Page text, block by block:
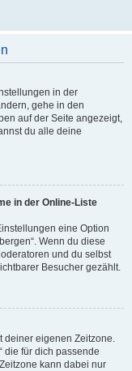
in der
gehe in den
auf der Seite angezeigt,
du alle deine
in der Online-Liste
eine Option
Wenn du diese
und du selbst
Besucher gezählt.
deiner eigenen Zeitzone.
die für dich passende
kann dabei nur